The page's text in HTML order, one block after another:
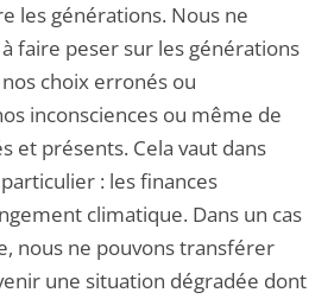
les générations. Nous ne
faire peser sur les générations
choix erronés ou
inconsciences ou même de
et présents. Cela vaut dans
: les finances
climatique. Dans un cas
nous ne pouvons transférer
une situation dégradée dont